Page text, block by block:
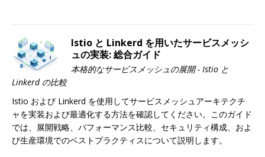
Istio と Linkerd を用いたサービスメッシ
ュの実装: 総合ガイド
本格的なサービスメッシュの展開 - Istio と
Linkerd の比較
Istio および Linkerd を使用してサービスメッシュアーキテクチ
ャを実装および最適化する方法を確認してください。このガイド
では、展開戦略、パフォーマンス比較、セキュリティ構成、およ
び生産環境でのベストプラクティスについて説明します。